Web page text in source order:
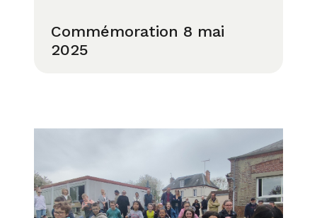
Commémoration 8 mai
2025